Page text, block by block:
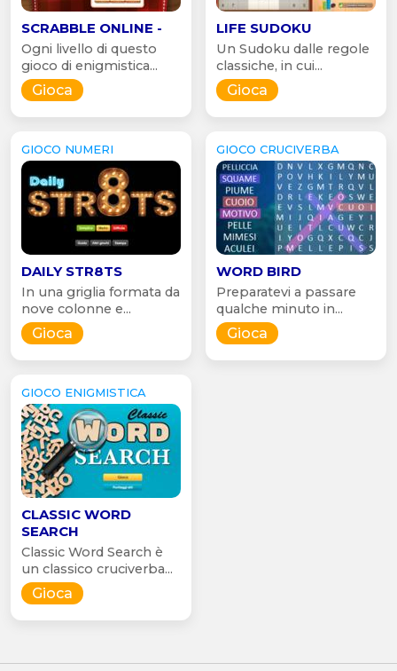
SCRABBLE ONLINE -
Ogni livello di questo
gioco di enigmistica...
Gioca
LIFE SUDOKU
Un Sudoku dalle regole
classiche, in cui...
Gioca
GIOCO NUMERI
DAILY STR8TS
In una griglia formata da
nove colonne e...
Gioca
GIOCO CRUCIVERBA
WORD BIRD
Preparatevi a passare
qualche minuto in...
Gioca
GIOCO ENIGMISTICA
CLASSIC WORD
SEARCH
Classic Word Search è
un classico cruciverba...
Gioca